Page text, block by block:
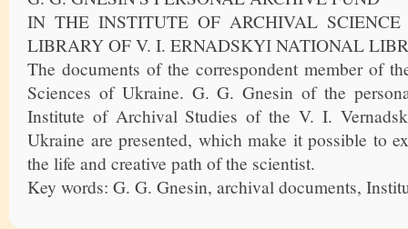
IN THE INSTITUTE OF ARCHIVAL
LIBRARY OF V. I. ERNADSKYІ NATIONAL
The documents of the correspondent member of
Sciences of Ukraine. G. G. Gnesin of the
Institute of Archival Studies of the V. I.
Ukraine are presented, which make it possible to
the life and creative path of the scientist.
Key words: G. G. Gnesin, archival documents,